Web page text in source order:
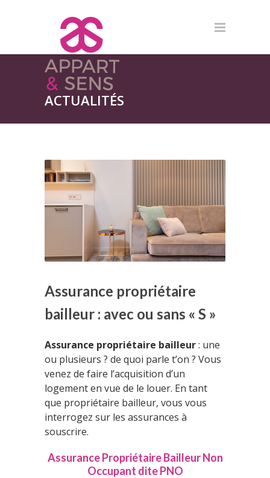
ACTUALITÉS
Assurance propriétaire
bailleur : avec ou sans « S »
Assurance propriétaire bailleur: une
ou plusieurs ? de quoi parle t’on ? Vous
venez de faire l’acquisition d’un
logement en vue de le louer. En tant
que propriétaire bailleur, vous vous
interrogez sur les assurances à
souscrire.
Assurance Propriétaire Bailleur Non
Occupant dite PNO